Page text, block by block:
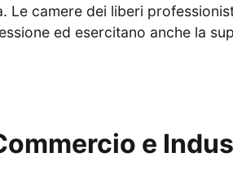
Le camere dei liberi
ed esercitano anche la
e